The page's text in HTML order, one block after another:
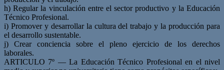
h) Regular la vinculación entre el sector productivo y la Educación
Técnico Profesional.
i) Promover y desarrollar la cultura del trabajo y la producción para
el desarrollo sustentable.
j) Crear conciencia sobre el pleno ejercicio de los derechos
laborales.
ARTICULO 7º — La Educación Técnico Profesional en el nivel